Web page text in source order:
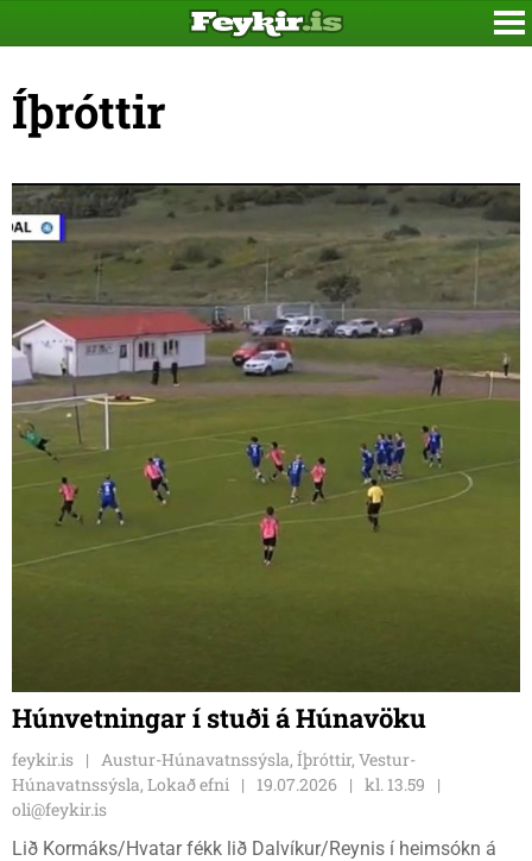
Íþróttir
Húnvetningar í stuði á Húnavöku
feykir.is
Austur-Húnavatnssýsla, Íþróttir, Vestur-
Húnavatnssýsla, Lokað efni
19.07.2026
kl. 13.59
oli@feykir.is
Lið Kormáks/Hvatar fékk lið Dalvíkur/Reynis í heimsókn á